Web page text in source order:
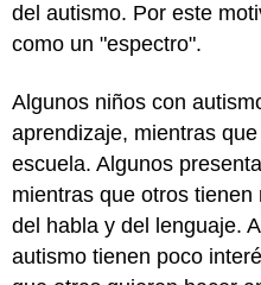
del autismo. Por este
como un "espectro".
Algunos niños con
aprendizaje, mientras
escuela. Algunos
mientras que otros
del habla y del lenguaje.
autismo tienen poco